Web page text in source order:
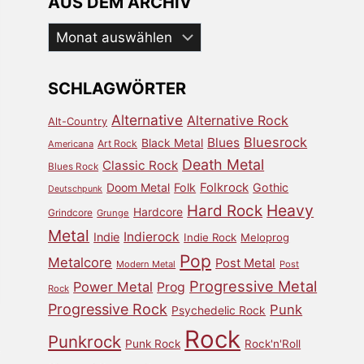
Aus
dem
SCHLAGWÖRTER
Alt-Country Alternative Alternative Rock
Americana Art Rock Black Metal Blues Bluesrock
Blues Rock Classic Rock Death Metal
Deutschpunk Doom Metal Folk Folkrock Gothic
Grindcore Grunge Hardcore Hard Rock Heavy
Metal Indie Indierock Indie Rock Meloprog
Metalcore Modern Metal Pop Post Metal Post
Rock Power Metal Prog Progressive Metal
Progressive Rock Psychedelic Rock Punk
Punkrock Punk Rock Rock Rock'n'Roll